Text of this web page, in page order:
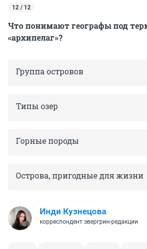
12 / 12
Что понимают географы под
«архипелаг»?
Группа островов
Типы озер
Горные породы
Острова, пригодные для жизни
Инди Кузнецова
корреспондент эвергрин-редакции